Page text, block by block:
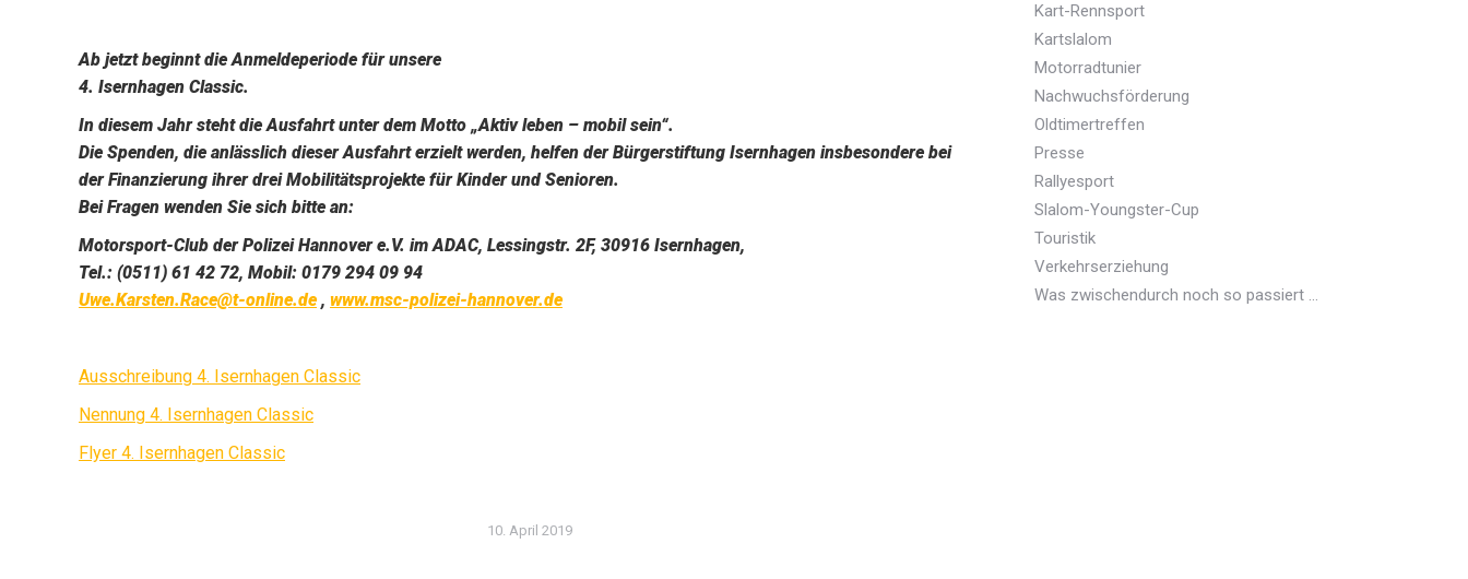
Ab jetzt beginnt die Anmeldeperiode für unsere
4. Isernhagen Classic.
In diesem Jahr steht die Ausfahrt unter dem Motto „Aktiv leben – mobil sein“.
Die Spenden, die anlässlich dieser Ausfahrt erzielt werden, helfen der Bürgerstiftung Isernhagen insbesondere bei
der Finanzierung ihrer drei Mobilitätsprojekte für Kinder und Senioren.
Bei Fragen wenden Sie sich bitte an:
Motorsport-Club der Polizei Hannover e.V. im ADAC, Lessingstr. 2F, 30916 Isernhagen,
Tel.: (0511) 61 42 72, Mobil: 0179 294 09 94
Uwe.Karsten.Race@t-online.de, www.msc-polizei-hannover.de
Ausschreibung 4. Isernhagen Classic
Nennung 4. Isernhagen Classic
Flyer 4. Isernhagen Classic
10. April 2019
Kart-Rennsport
Kartslalom
Motorradtunier
Nachwuchsförderung
Oldtimertreffen
Presse
Rallyesport
Slalom-Youngster-Cup
Touristik
Verkehrserziehung
Was zwischendurch noch so passiert …